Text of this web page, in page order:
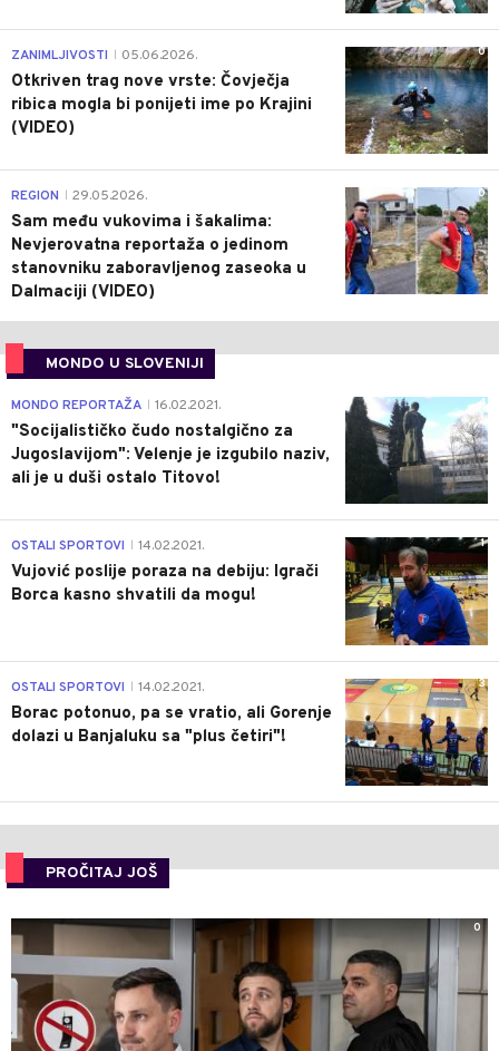
0
ZANIMLJIVOSTI 05.06.2026.
Otkriven trag nove vrste: Čovječja
ribica mogla bi ponijeti ime po Krajini
(VIDEO)
0
REGION 29.05.2026.
Sam među vukovima i šakalima:
Nevjerovatna reportaža o jedinom
stanovniku zaboravljenog zaseoka u
Dalmaciji (VIDEO)
MONDO U SLOVENIJI
4
MONDO REPORTAŽA 16.02.2021.
"Socijalističko čudo nostalgično za
Jugoslavijom": Velenje je izgubilo naziv,
ali je u duši ostalo Titovo!
1
OSTALI SPORTOVI 14.02.2021.
Vujović poslije poraza na debiju: Igrači
Borca kasno shvatili da mogu!
3
OSTALI SPORTOVI 14.02.2021.
Borac potonuo, pa se vratio, ali Gorenje
dolazi u Banjaluku sa "plus četiri"!
PROČITAJ JOŠ
0